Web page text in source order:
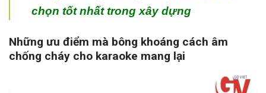
chọn tốt nhất trong xây dựng
Những ưu điểm mà bông khoáng cách âm
chống cháy cho karaoke mang lại